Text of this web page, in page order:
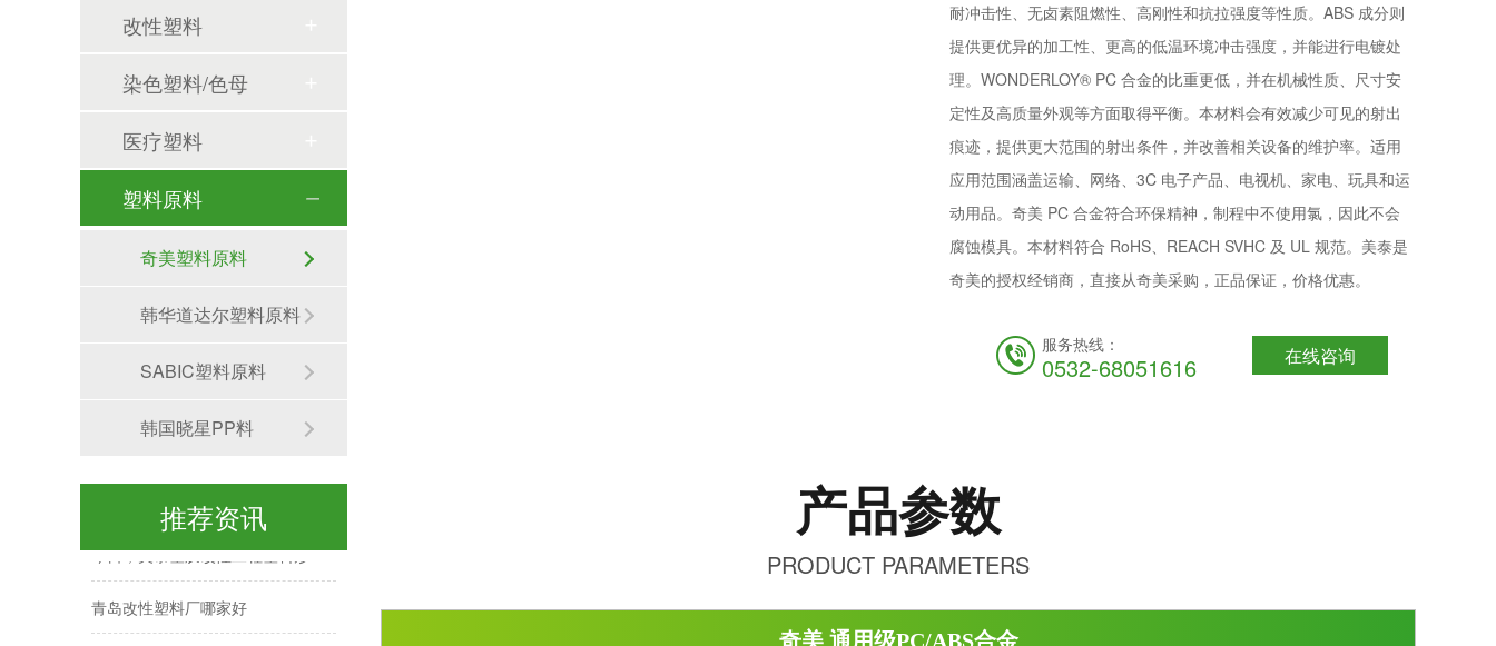
耐冲击性、无卤素阻燃性、高刚性和抗拉强度等性质。ABS 成分则
提供更优异的加工性、更高的低温环境冲击强度，并能进行电镀处
理。WONDERLOY® PC 合金的比重更低，并在机械性质、尺寸安
定性及高质量外观等方面取得平衡。本材料会有效减少可见的射出
痕迹，提供更大范围的射出条件，并改善相关设备的维护率。适用
应用范围涵盖运输、网络、3C 电子产品、电视机、家电、玩具和运
动用品。奇美 PC 合金符合环保精神，制程中不使用氯，因此不会
腐蚀模具。本材料符合 RoHS、REACH SVHC 及 UL 规范。美泰是
奇美的授权经销商，直接从奇美采购，正品保证，价格优惠。
服务热线：
0532-68051616 在线咨询
产品参数
PRODUCT PARAMETERS
奇美 通用级PC/ABS合金
改性塑料
染色塑料/色母
医疗塑料
塑料原料
奇美塑料原料
韩华道达尔塑料原料
SABIC塑料原料
韩国晓星PP料
推荐资讯
青岛改性塑料厂哪家好
深耕青岛，聚力升级--青岛美泰二期厂房建设稳步推进
实力获赞！三棵树飞检，美泰交出满意答卷
美泰塑胶-IATF16949年审进行中
只有好品质才能赢得客户的信任和支持-青岛美泰改性塑料源头厂家
青岛改性塑料厂家推荐